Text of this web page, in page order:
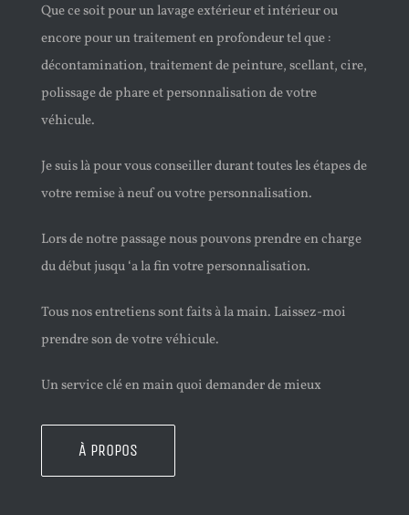
Que ce soit pour un lavage extérieur et intérieur ou
encore pour un traitement en profondeur tel que :
décontamination, traitement de peinture, scellant, cire,
polissage de phare et personnalisation de votre
véhicule.
Je suis là pour vous conseiller durant toutes les étapes de
votre remise à neuf ou votre personnalisation.
Lors de notre passage nous pouvons prendre en charge
du début jusqu ‘a la fin votre personnalisation.
Tous nos entretiens sont faits à la main. Laissez-moi
prendre son de votre véhicule.
Un service clé en main quoi demander de mieux
À PROPOS